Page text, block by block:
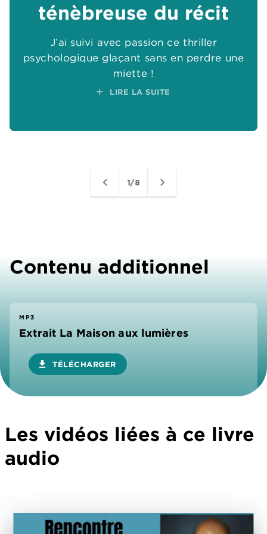
ténèbreuse du récit
J’ai suivi avec passion ce thriller
psychologique glaçant sans en perdre une
miette !
add LIRE LA SUITE
add
add
add
ténèbreuse du récit
J’ai suivi avec passion ce thriller
psychologique glaçant sans en perdre une
miette !
add LIRE LA SUITE
navigate_before 1/8 navigate_next
Contenu additionnel
MP3
Extrait La Maison aux lumières
download TÉLÉCHARGER
Les vidéos liées à ce livre
audio